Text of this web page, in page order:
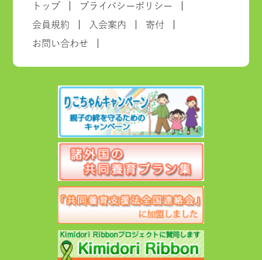
トップ プライバシーポリシー
会員規約 入会案内 寄付
お問い合わせ